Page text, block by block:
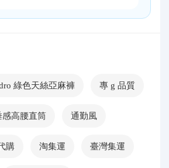
綠色天絲亞麻褲 專 g 品質
感高腰直筒 通勤風
購 淘集運 臺灣集運